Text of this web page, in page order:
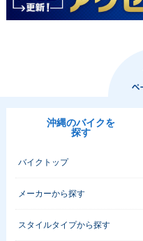
沖縄のバイクを
探す
バイクトップ
メーカーから探す
スタイルタイプから探す